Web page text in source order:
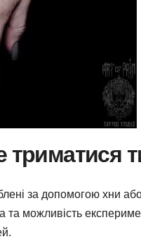
за допомогою хни
та можливість